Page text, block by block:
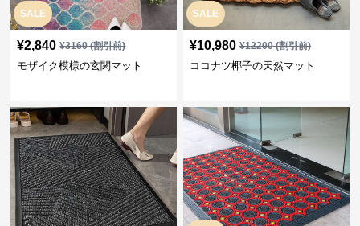
SALE
¥2,840 ¥3160(割引前)
モザイク模様の玄関マット
SALE
¥10,980 ¥12200(割引前)
ココナツ椰子の天然マット